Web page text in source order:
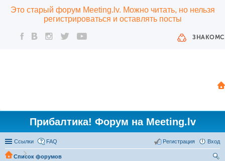
Это старый форум Meeting.lv. Можно читать, но нельзя
регистрироваться и оставлять посты
Прибалтика! Форум на Meeting.lv
Ссылки FAQ Вход
Регистрация
Список форумов